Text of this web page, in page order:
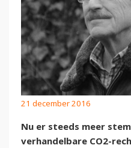
21 december 2016
Nu er steeds meer
verhandelbare CO2-